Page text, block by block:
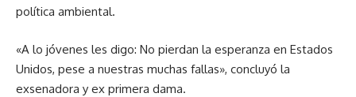
política ambiental.
«A lo jóvenes les digo: No pierdan la esperanza en Estados
Unidos, pese a nuestras muchas fallas», concluyó la
exsenadora y ex primera dama.